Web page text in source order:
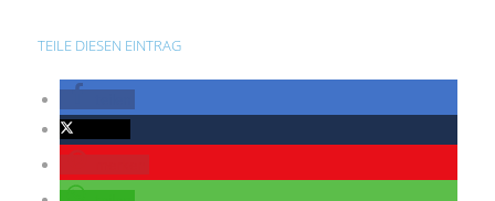
TEILE DIESEN EINTRAG